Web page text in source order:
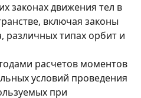
законах движения тел в
включая законы
различных типах орбит и
расчетов моментов
условий проведения
при